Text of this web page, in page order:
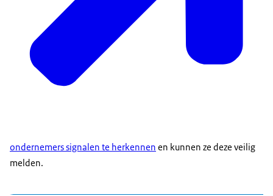
ondernemers signalen te herkennen en kunnen ze deze veilig
melden.